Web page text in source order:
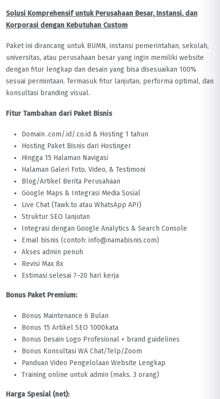
Solusi Komprehensif untuk Perusahaan Besar, Instansi, dan
Korporasi dengan Kebutuhan Custom
Paket ini dirancang untuk BUMN, instansi pemerintahan, sekolah,
universitas, atau perusahaan besar yang ingin memiliki website
dengan fitur lengkap dan desain yang bisa disesuaikan 100%
sesuai permintaan. Termasuk fitur lanjutan, performa optimal, dan
konsultasi branding visual.
Fitur Tambahan dari Paket Bisnis
Domain .com/.id/.co.id & Hosting 1 tahun
Hosting Paket Bisnis dari Hostinger
Hingga 15 Halaman Navigasi
Halaman Galeri Foto, Video, & Testimoni
Blog/Artikel Berita Perusahaan
Google Maps & Integrasi Media Sosial
Live Chat (Tawk.to atau WhatsApp API)
Struktur SEO lanjutan
Integrasi dengan Google Analytics & Search Console
Email bisnis (contoh: info@namabisnis.com)
Akses admin penuh
Revisi Max 8x
Estimasi selesai 7–20 hari kerja
Bonus Paket Premium:
Bonus Maintenance 6 Bulan
Bonus 15 Artikel SEO 1000kata
Bonus Desain Logo Profesional + brand guidelines
Bonus Konsultasi WA Chat/Telp/Zoom
Panduan Video Pengelolaan Website Lengkap
Training online untuk admin (maks. 3 orang)
Harga Spesial (net):